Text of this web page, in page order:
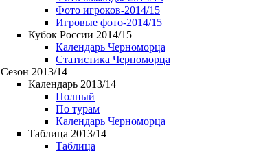
Фото игроков-2014/15
Игровые фото-2014/15
Кубок России 2014/15
Календарь Черноморца
Статистика Черноморца
Сезон 2013/14
Календарь 2013/14
Полный
По турам
Календарь Черноморца
Таблица 2013/14
Таблица